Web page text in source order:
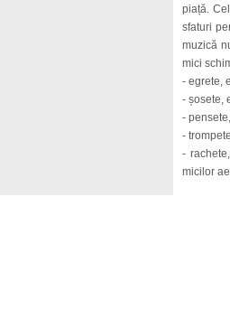
piață.
sfaturi
muzică
mici
- egrete,
- șosete,
-
-
-
micilor